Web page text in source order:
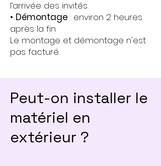
l’arrivée des invités
• Démontage : environ 2 heures
après la fin
Le montage et démontage n'est
pas facturé.
Peut-on installer le
matériel en
extérieur ?